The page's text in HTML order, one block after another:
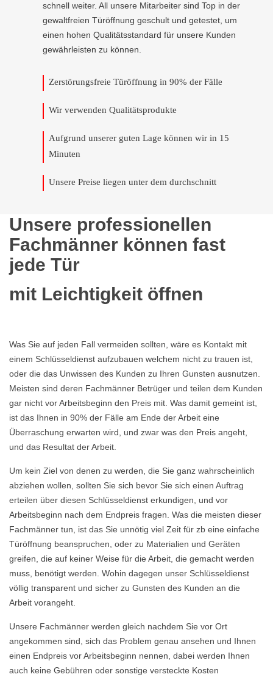
schnell weiter. All unsere Mitarbeiter sind Top in der
gewaltfreien Türöffnung geschult und getestet, um
einen hohen Qualitätsstandard für unsere Kunden
gewährleisten zu können.
Zerstörungsfreie Türöffnung in 90% der Fälle
Wir verwenden Qualitätsprodukte
Aufgrund unserer guten Lage können wir in 15
Minuten
Unsere Preise liegen unter dem durchschnitt
Unsere professionellen
Fachmänner können fast
jede Tür
mit Leichtigkeit öffnen
Was Sie auf jeden Fall vermeiden sollten, wäre es Kontakt mit
einem Schlüsseldienst aufzubauen welchem nicht zu trauen ist,
oder die das Unwissen des Kunden zu Ihren Gunsten ausnutzen.
Meisten sind deren Fachmänner Betrüger und teilen dem Kunden
gar nicht vor Arbeitsbeginn den Preis mit. Was damit gemeint ist,
ist das Ihnen in 90% der Fälle am Ende der Arbeit eine
Überraschung erwarten wird, und zwar was den Preis angeht,
und das Resultat der Arbeit.
Um kein Ziel von denen zu werden, die Sie ganz wahrscheinlich
abziehen wollen, sollten Sie sich bevor Sie sich einen Auftrag
erteilen über diesen Schlüsseldienst erkundigen, und vor
Arbeitsbeginn nach dem Endpreis fragen. Was die meisten dieser
Fachmänner tun, ist das Sie unnötig viel Zeit für zb eine einfache
Türöffnung beanspruchen, oder zu Materialien und Geräten
greifen, die auf keiner Weise für die Arbeit, die gemacht werden
muss, benötigt werden. Wohin dagegen unser Schlüsseldienst
völlig transparent und sicher zu Gunsten des Kunden an die
Arbeit vorangeht.
Unsere Fachmänner werden gleich nachdem Sie vor Ort
angekommen sind, sich das Problem genau ansehen und Ihnen
einen Endpreis vor Arbeitsbeginn nennen, dabei werden Ihnen
auch keine Gebühren oder sonstige versteckte Kosten